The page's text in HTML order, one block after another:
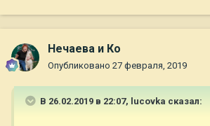
Нечаева и Ко
Опубликовано 27 февраля, 2019
В 26.02.2019 в 22:07, lucovka сказал: